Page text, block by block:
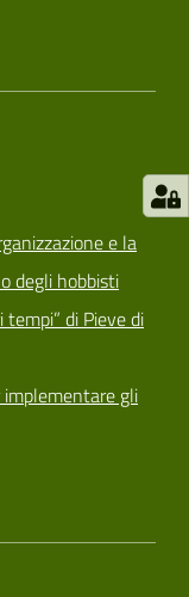
e la
degli hobbisti
di Pieve di
gli